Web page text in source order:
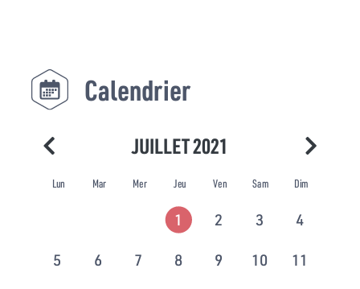
Calendrier
JUILLET 2021
Lun Mar Mer Jeu Ven Sam Dim
1 2 3 4
5 6 7 8 9 10 11